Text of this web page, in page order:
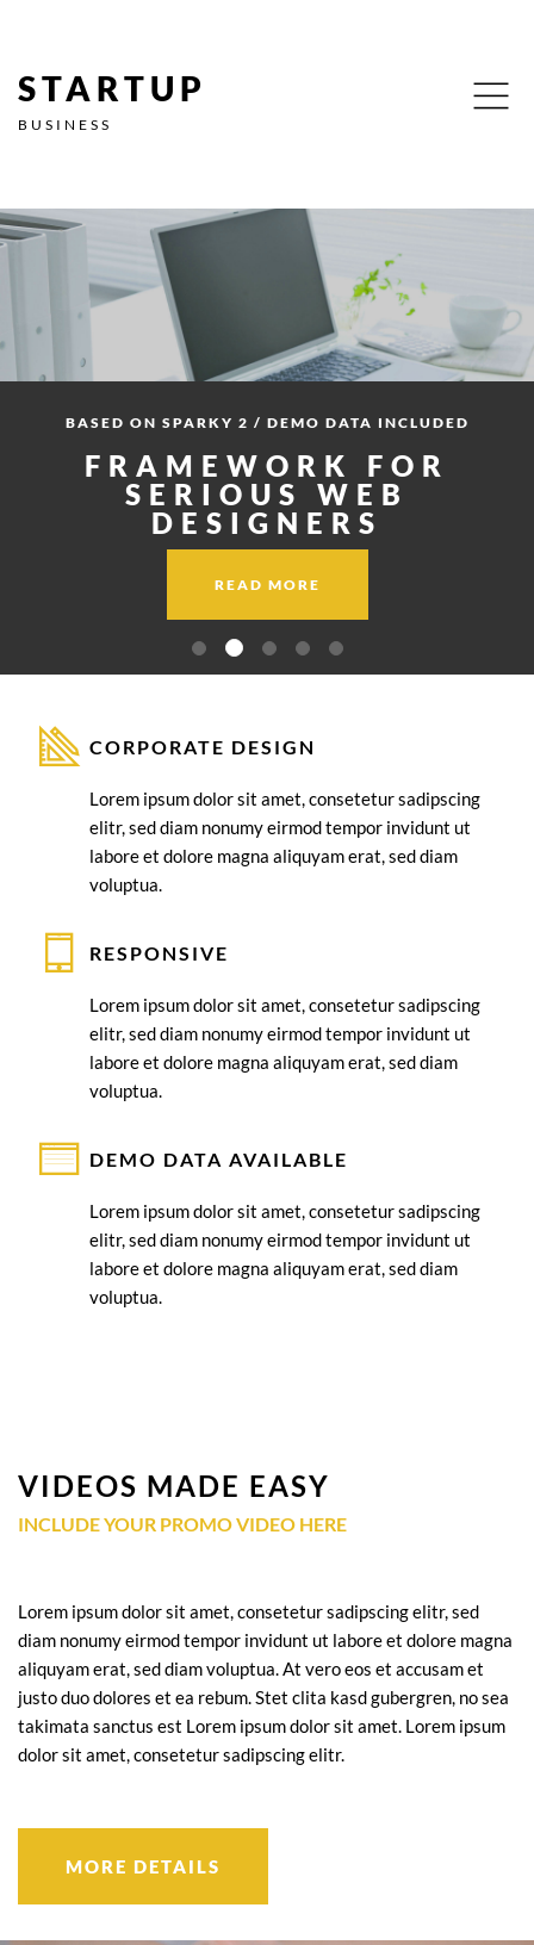
STARTUP
BUSINESS
BASED ON SPARKY 2 / DEMO DATA INCLUDED
FRAMEWORK FOR
SERIOUS WEB
DESIGNERS
READ MORE
CORPORATE DESIGN
Lorem ipsum dolor sit amet, consetetur sadipscing
elitr, sed diam nonumy eirmod tempor invidunt ut
labore et dolore magna aliquyam erat, sed diam
voluptua.
RESPONSIVE
Lorem ipsum dolor sit amet, consetetur sadipscing
elitr, sed diam nonumy eirmod tempor invidunt ut
labore et dolore magna aliquyam erat, sed diam
voluptua.
DEMO DATA AVAILABLE
Lorem ipsum dolor sit amet, consetetur sadipscing
elitr, sed diam nonumy eirmod tempor invidunt ut
labore et dolore magna aliquyam erat, sed diam
voluptua.
VIDEOS MADE EASY
INCLUDE YOUR PROMO VIDEO HERE
Lorem ipsum dolor sit amet, consetetur sadipscing elitr, sed
diam nonumy eirmod tempor invidunt ut labore et dolore magna
aliquyam erat, sed diam voluptua. At vero eos et accusam et
justo duo dolores et ea rebum. Stet clita kasd gubergren, no sea
takimata sanctus est Lorem ipsum dolor sit amet. Lorem ipsum
dolor sit amet, consetetur sadipscing elitr.
MORE DETAILS